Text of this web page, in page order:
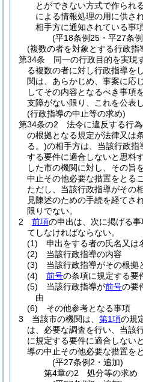
とができない方式で作られ
による情報処理の用に供さ
相手方に通知されている事
(平18条例25・平27条
(複数の者を対象とする行政指
第34条
同一の行政目的を実現
る複数の者に対し行政指導を
関は、あらかじめ、事案に応
してその内容となるべき事項
支障がない限り、これを公表
(行政指導の中止等の求め)
第34条の2
法令に違反する行
の根拠となる規定が法律又は
る。)の相手方は、当該行政指
する要件に適合しないと思料
した市の機関に対し、その旨
中止その他必要な措置をとる
ただし、当該行政指導がその
見陳述のための手続を経てさ
限りでない。
2
前項の申出は、次に掲げる
てしなければならない。
(1)
申出をする者の氏名又は
(2)
当該行政指導の内容
(3)
当該行政指導がその根拠
(4)
前号の条項に規定する要
(5)
当該行政指導が前号の要
由
(6)
その他参考となる事項
3
当該市の機関は、 第1項の規
は、必要な調査を行い、当該
に規定する要件に適合しない
導の中止その他必要な措置を
(平27条例2・追加)
第4章の2
処分等の求め